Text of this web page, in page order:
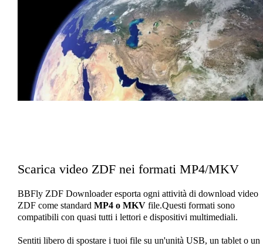
Scarica video ZDF nei formati MP4/MKV
BBFly ZDF Downloader esporta ogni attività di download video
ZDF come standard MP4 o MKV file.Questi formati sono
compatibili con quasi tutti i lettori e dispositivi multimediali.
Sentiti libero di spostare i tuoi file su un'unità USB, un tablet o un